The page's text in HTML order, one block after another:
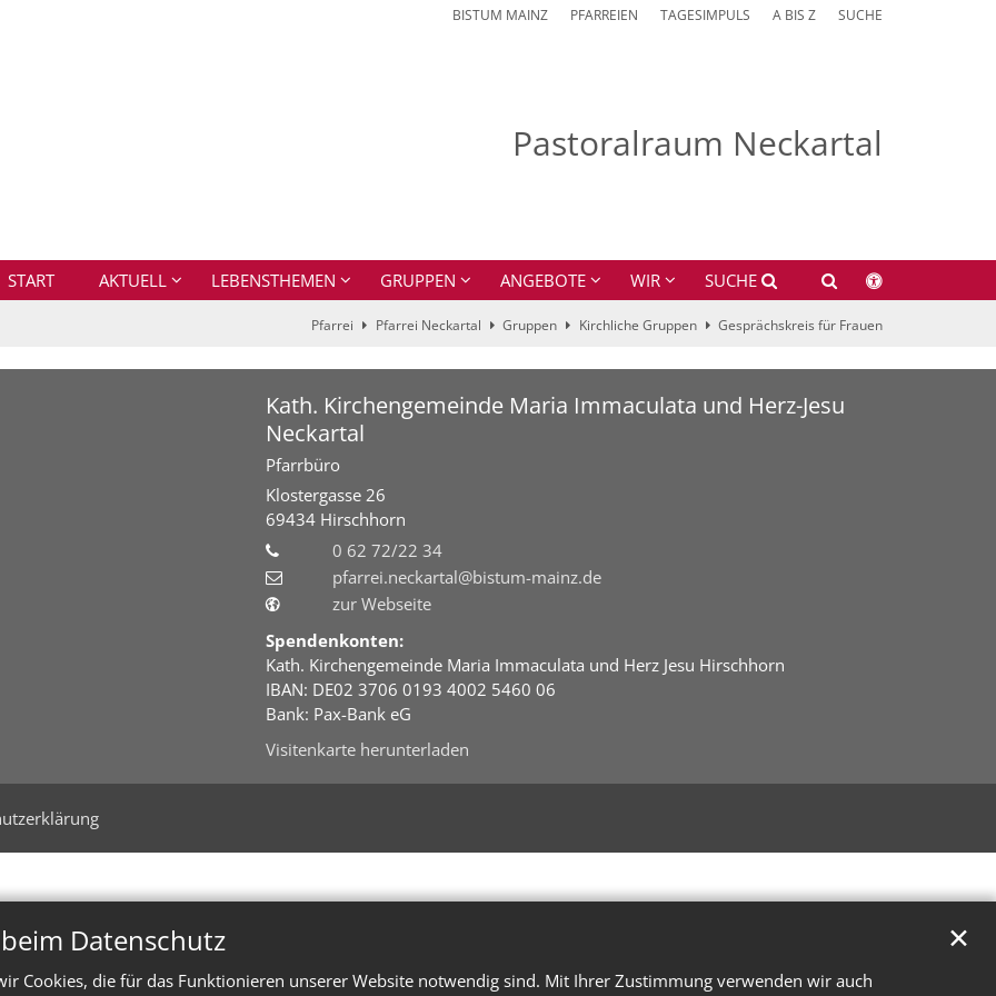
Datenschutz
Cookies, die für das Funktionieren unserer Website notwendig sind. Mit Ihrer Zustimmung verwenden wir auch
✕
BISTUM MAINZ PFARREIEN TAGESIMPULS A BIS Z SUCHE
Pastoralraum Neckartal
START AKTUELL LEBENSTHEMEN GRUPPEN ANGEBOTE WIR SUCHE
Pfarrei Pfarrei Neckartal Gruppen Kirchliche Gruppen Gesprächskreis für Frauen
Kath. Kirchengemeinde Maria Immaculata und Herz-Jesu
Neckartal
Pfarrbüro
Klostergasse 26
69434 Hirschhorn
0 62 72/22 34
pfarrei.neckartal@bistum-mainz.de
zur Webseite
Spendenkonten:
Kath. Kirchengemeinde Maria Immaculata und Herz Jesu Hirschhorn
IBAN: DE02 3706 0193 4002 5460 06
Bank: Pax-Bank eG
Visitenkarte herunterladen